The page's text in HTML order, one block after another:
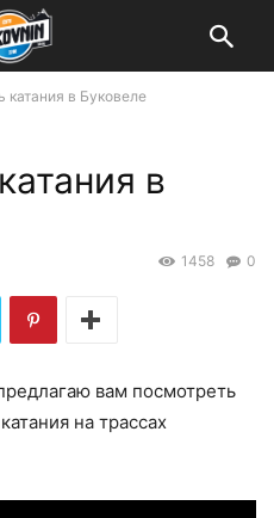
катания в Буковеле
в
0
1458
вам посмотреть
на трассах